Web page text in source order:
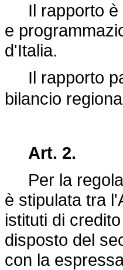
Il rapporto è
e
d'Italia.
Il rapporto
bilancio
Art. 2.
Per la
è stipulata tra
istituti di
disposto del
con la